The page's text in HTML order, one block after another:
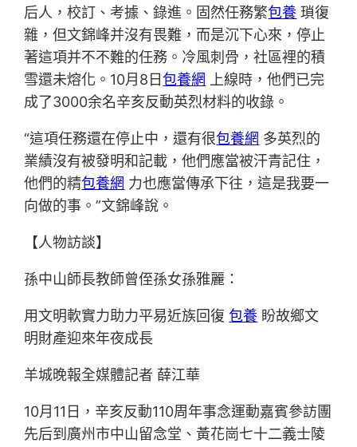
后人，校訂、考據、錄進。固然任務繁包養 瑣復
雜，但文錦峰并沒有畏難，而是沉下心來，停止
著這項并不不難的任務。冷風刺骨，社區裡的積
雪還未熔化。10月8日包養網 上線時，他們已完
成了3000余名辛亥反動英烈材料的收錄。
“這項任務還在停止中，還有很包養網 多英烈的
業績沒有被發明和記載，他們應當被汗青記住，
他們的精包養網 力也應當傳承下往，這是我要一
向做的事。”文錦峰說。
【人物訪談】
孫中山師長教師曾侄孫女孫雅麗：
用文明軟實力助力平易近族回復包養 盼故鄉文
明財產迎來年夜成長
羊城晚報全媒體記者 薛江華
10月11日，辛亥反動110周年事念運動嘉賓參訪團
先后到廣州市中山留念堂、黃花崗七十二義士陵